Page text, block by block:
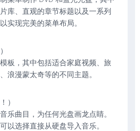
库、直观的章节标题以及一系列
实现完美的菜单布局。
板，其中包括适合家庭视频、旅
浪漫蒙太奇等的不同主题。
）
乐曲目，为任何光盘画龙点睛。
以选择直接从硬盘导入音乐。